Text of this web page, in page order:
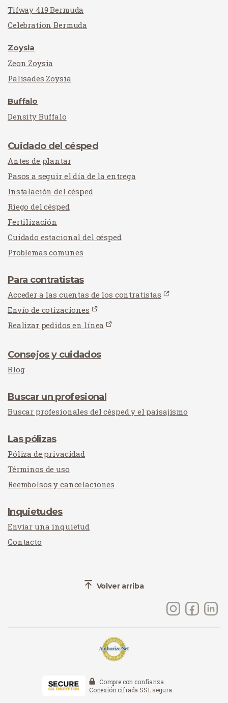
Tifway 419 Bermuda
Celebration Bermuda
Zoysia
Zeon Zoysia
Palisades Zoysia
Buffalo
Density Buffalo
Cuidado del césped
Antes de plantar
Pasos a seguir el día de la entrega
Instalación del césped
Riego del césped
Fertilización
Cuidado estacional del césped
Problemas comunes
Para contratistas
Acceder a las cuentas de los contratistas
Envío de cotizaciones
Realizar pedidos en línea
Consejos y cuidados
Blog
Buscar un profesional
Buscar profesionales del césped y el paisajismo
Las pólizas
Póliza de privacidad
Términos de uso
Reembolsos y cancelaciones
Inquietudes
Enviar una inquietud
Contacto
Volver arriba
Compre con confianza
Conexión cifrada SSL segura